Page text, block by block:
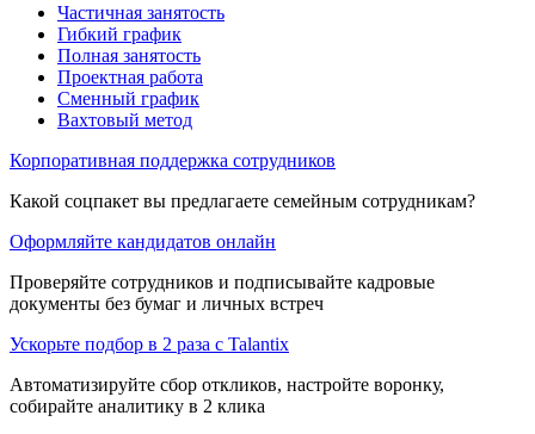
Частичная занятость
Гибкий график
Полная занятость
Проектная работа
Сменный график
Вахтовый метод
Корпоративная поддержка сотрудников
Какой соцпакет вы предлагаете семейным сотрудникам?
Оформляйте кандидатов онлайн
Проверяйте сотрудников и подписывайте кадровые
документы без бумаг и личных встреч
Ускорьте подбор в 2 раза с Talantix
Автоматизируйте сбор откликов, настройте воронку,
собирайте аналитику в 2 клика